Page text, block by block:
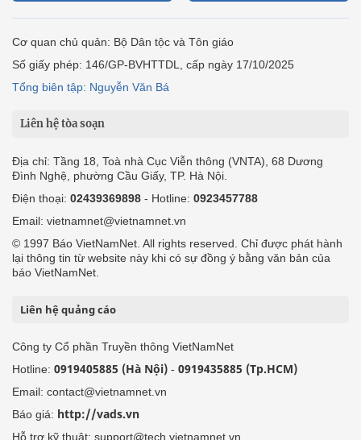
Cơ quan chủ quản: Bộ Dân tộc và Tôn giáo
Số giấy phép: 146/GP-BVHTTDL, cấp ngày 17/10/2025
Tổng biên tập: Nguyễn Văn Bá
Liên hệ tòa soạn
Địa chỉ: Tầng 18, Toà nhà Cục Viễn thông (VNTA), 68 Dương
Đình Nghệ, phường Cầu Giấy, TP. Hà Nội.
Điện thoại: 02439369898 - Hotline: 0923457788
Email: vietnamnet@vietnamnet.vn
© 1997 Báo VietNamNet. All rights reserved. Chỉ được phát hành
lại thông tin từ website này khi có sự đồng ý bằng văn bản của
báo VietNamNet.
Liên hệ quảng cáo
Công ty Cổ phần Truyền thông VietNamNet
Hotline: 0919405885 (Hà Nội) - 0919435885 (Tp.HCM)
Email: contact@vietnamnet.vn
Báo giá: http://vads.vn
Hỗ trợ kỹ thuật: support@tech.vietnamnet.vn